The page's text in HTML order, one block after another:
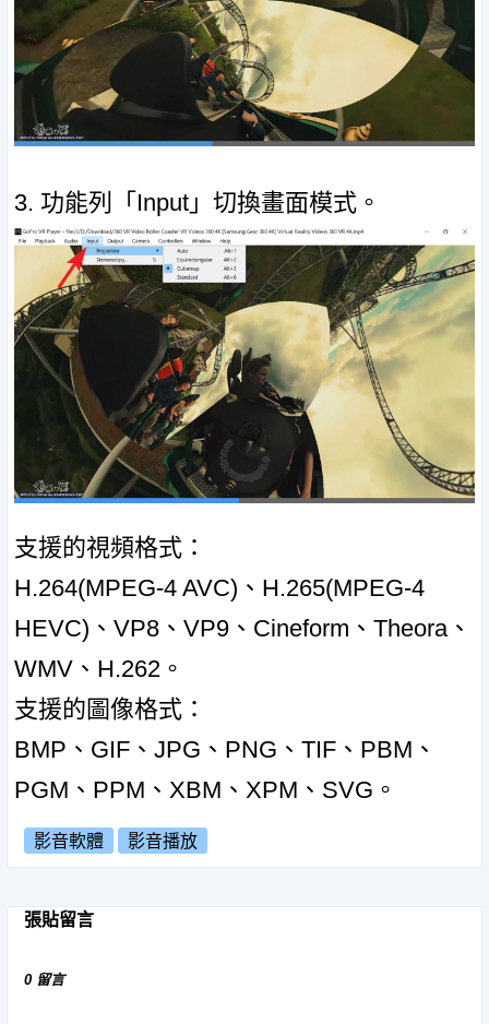
3. 功能列「Input」切換畫面模式。
支援的視頻格式：
H.264(MPEG-4 AVC)、H.265(MPEG-4
HEVC)、VP8、VP9、Cineform、Theora、
WMV、H.262。
支援的圖像格式：
BMP、GIF、JPG、PNG、TIF、PBM、
PGM、PPM、XBM、XPM、SVG。
影音軟體 影音播放
張貼留言
0 留言